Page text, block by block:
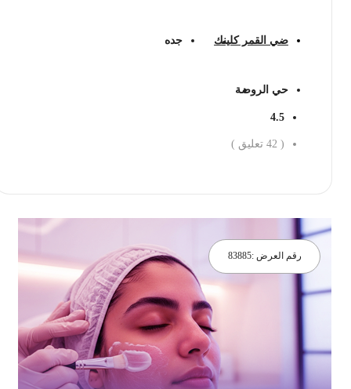
ضي القمر كلينك جده
حي الروضة
4.5
42 تعليق )
رقم العرض :83885